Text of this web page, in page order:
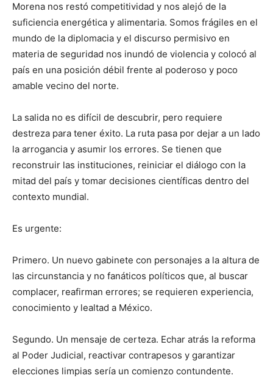
Morena nos restó competitividad y nos alejó de la
suficiencia energética y alimentaria. Somos frágiles en el
mundo de la diplomacia y el discurso permisivo en
materia de seguridad nos inundó de violencia y colocó al
país en una posición débil frente al poderoso y poco
amable vecino del norte.
La salida no es difícil de descubrir, pero requiere
destreza para tener éxito. La ruta pasa por dejar a un lado
la arrogancia y asumir los errores. Se tienen que
reconstruir las instituciones, reiniciar el diálogo con la
mitad del país y tomar decisiones científicas dentro del
contexto mundial.
Es urgente:
Primero. Un nuevo gabinete con personajes a la altura de
las circunstancia y no fanáticos políticos que, al buscar
complacer, reafirman errores; se requieren experiencia,
conocimiento y lealtad a México.
Segundo. Un mensaje de certeza. Echar atrás la reforma
al Poder Judicial, reactivar contrapesos y garantizar
elecciones limpias sería un comienzo contundente.